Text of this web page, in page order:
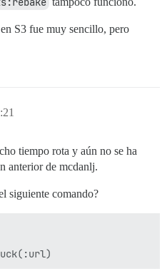
S3 fue muy sencillo, pero
tiempo rota y aún no se ha
anterior de mcdanlj.
siguiente comando?